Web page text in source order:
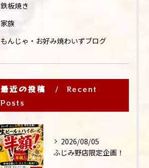
鉄板焼き
家族
もんじゃ・お好み焼わいずブログ
最近の投稿
Recent
Posts
2026/08/05
ふじみ野店限定企画！